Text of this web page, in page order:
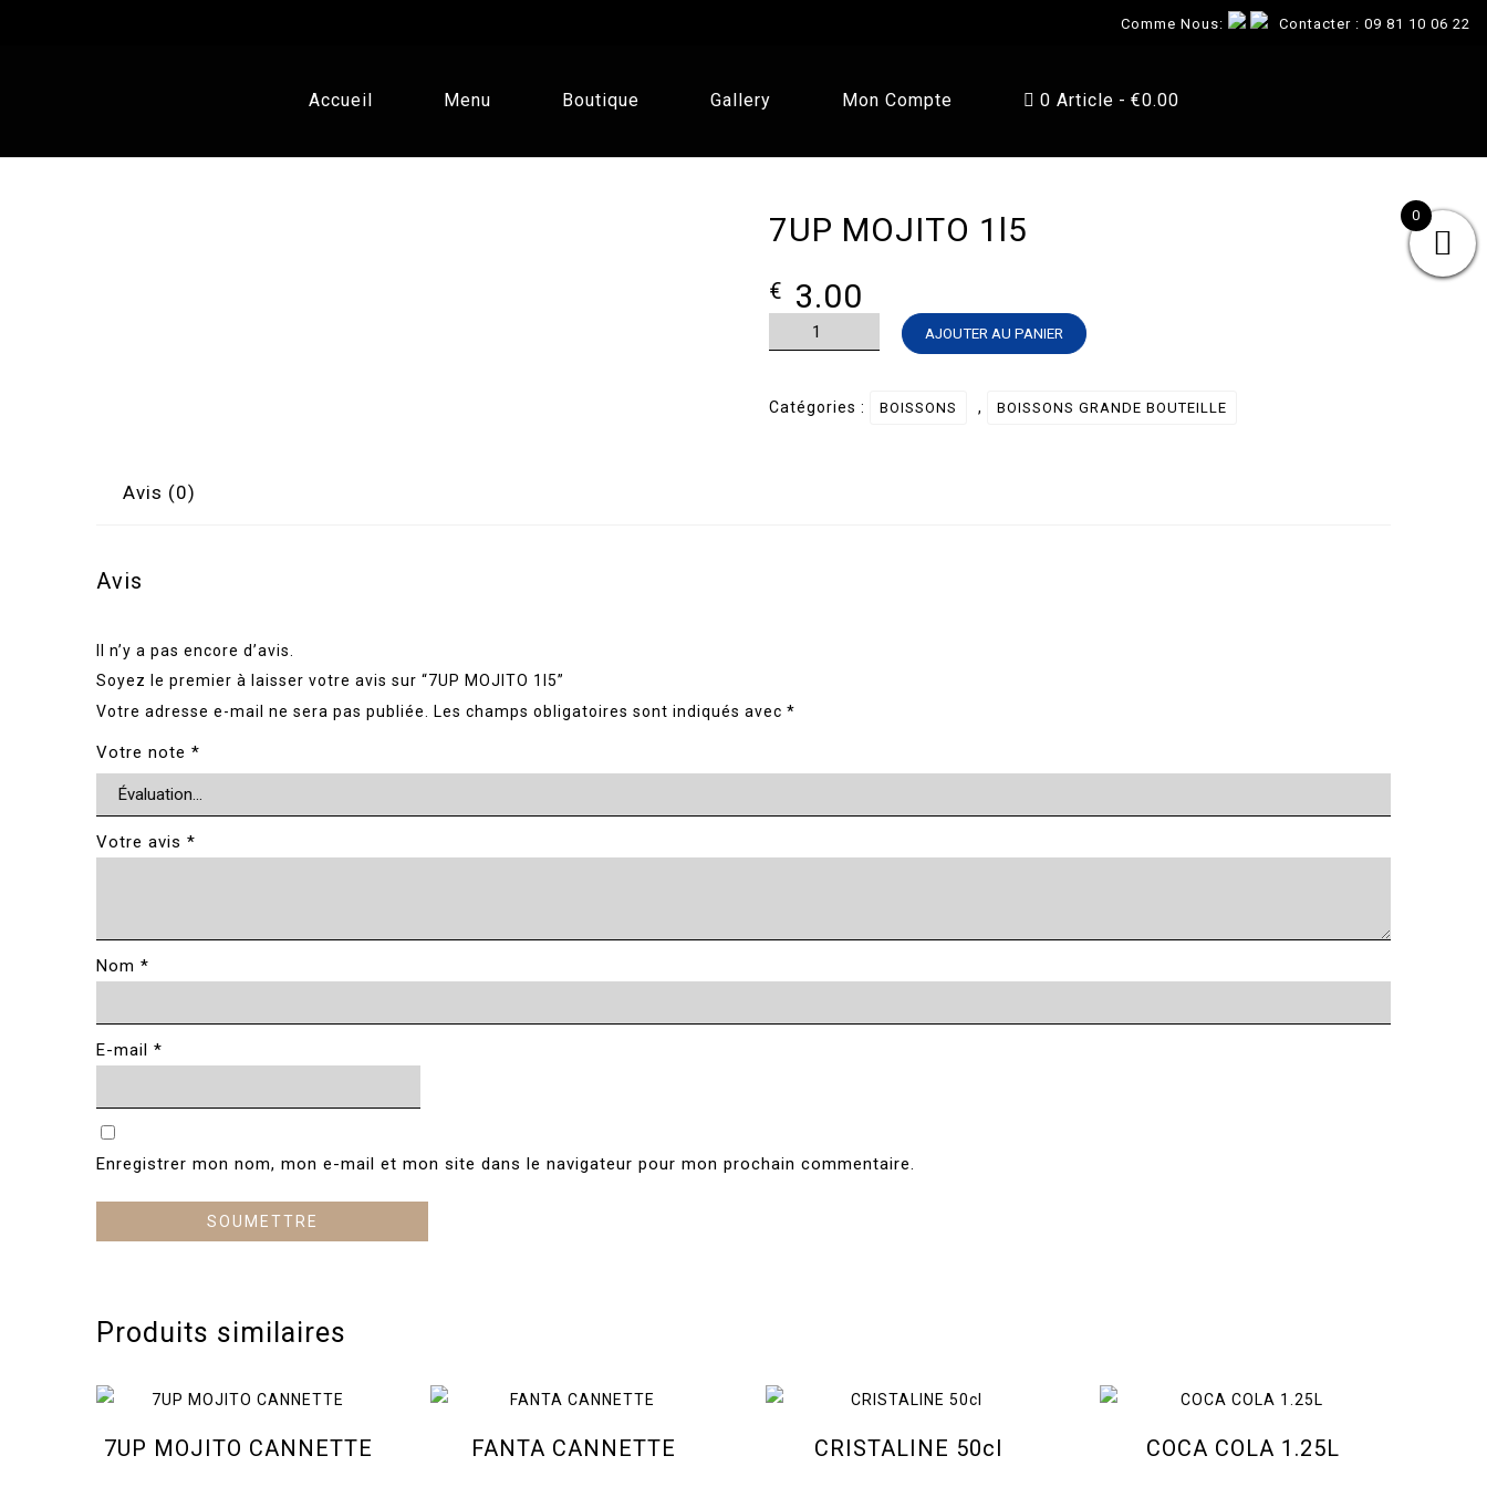
Comme Nous: Contacter : 09 81 10 06 22
Accueil Menu Boutique Gallery Mon Compte 0 Article €0.00
7UP MOJITO 1l5
€ 3.00
quantité
de
MOJITO
AJOUTER AU PANIER
Catégories : BOISSONS , BOISSONS GRANDE BOUTEILLE
Avis (0)
Avis
Il n’y a pas encore d’avis.
Soyez le premier à laisser votre avis sur “7UP MOJITO 1l5”
Votre adresse e-mail ne sera pas publiée.
Les champs obligatoires sont indiqués avec *
Votre note *
Votre avis *
Nom *
E-mail *
Enregistrer mon nom, mon e-mail et mon site dans le navigateur pour mon prochain commentaire.
Produits similaires
7UP MOJITO CANNETTE FANTA CANNETTE CRISTALINE 50cl COCA COLA 1.25L
0